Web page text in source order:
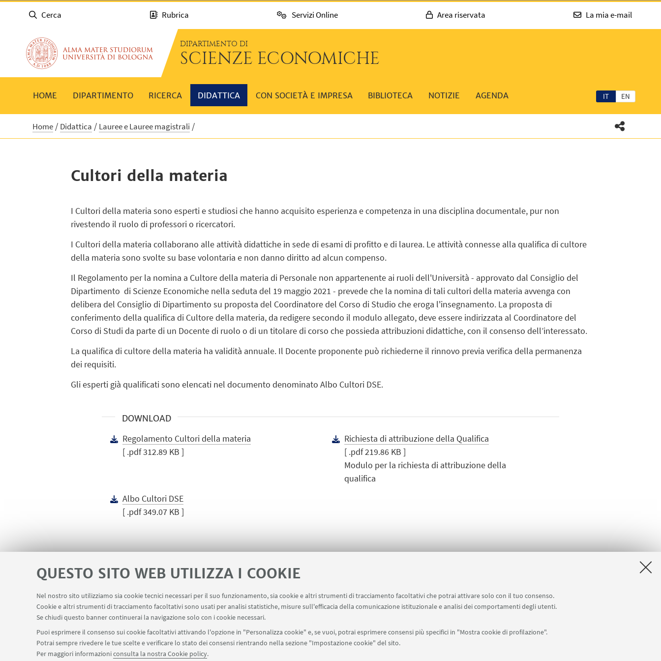
QUESTO SITO WEB UTILIZZA I COOKIE
Nel nostro sito utilizziamo sia cookie tecnici necessari per il suo funzionamento, sia cookie e altri strumenti di tracciamento facoltativi che potrai attivare solo con il tuo consenso.
Cookie e altri strumenti di tracciamento facoltativi sono usati per analisi statistiche, misure sull'efficacia della comunicazione istituzionale e analisi dei comportamenti degli utenti.
Se chiudi questo banner continuerai la navigazione solo con i cookie necessari.
Puoi esprimere il consenso sui cookie facoltativi attivando l'opzione in "Personalizza cookie" e, se vuoi, potrai esprimere consensi più specifici in "Mostra cookie di profilazione".
Potrai sempre rivedere le tue scelte e verificare lo stato dei consensi rientrando nella sezione "Impostazione cookie" del sito.
Per maggiori informazioniconsulta la nostra Cookie policy.
Cerca Rubrica Servizi Online Area riservata La mia e-mail
DIPARTIMENTO DI
SCIENZE ECONOMICHE
IT EN
HOME DIPARTIMENTO RICERCA DIDATTICA CON SOCIETÀ E IMPRESA BIBLIOTECA NOTIZIE AGENDA
Home Didattica Lauree e Lauree magistrali
Cultori della materia
I Cultori della materia sono esperti e studiosi che hanno acquisito esperienza e competenza in una disciplina documentale, pur non
rivestendo il ruolo di professori o ricercatori.
I Cultori della materia collaborano alle attività didattiche in sede di esami di profitto e di laurea. Le attività connesse alla qualifica di cultore
della materia sono svolte su base volontaria e non danno diritto ad alcun compenso.
Il Regolamento per la nomina a Cultore della materia di Personale non appartenente ai ruoli dell'Università - approvato dal Consiglio del
Dipartimento di Scienze Economiche nella seduta del 19 maggio 2021 - prevede che la nomina di tali cultori della materia avvenga con
delibera del Consiglio di Dipartimento su proposta del Coordinatore del Corso di Studio che eroga l'insegnamento. La proposta di
conferimento della qualifica di Cultore della materia, da redigere secondo il modulo allegato, deve essere indirizzata al Coordinatore del
Corso di Studi da parte di un Docente di ruolo o di un titolare di corso che possieda attribuzioni didattiche, con il consenso dell’interessato.
La qualifica di cultore della materia ha validità annuale. Il Docente proponente può richiederne il rinnovo previa verifica della permanenza
dei requisiti.
Gli esperti già qualificati sono elencati nel documento denominato Albo Cultori DSE.
DOWNLOAD
Regolamento Cultori della materia
[ .pdf 312.89 KB ]
Richiesta di attribuzione della Qualifica
[ .pdf 219.86 KB ]
Modulo per la richiesta di attribuzione della
qualifica
Albo Cultori DSE
[ .pdf 349.07 KB ]
LINK UTILI Contatti Area riservata
SEGUI IL DIPARTIMENTO SU: SEGUI UNIBO SU: